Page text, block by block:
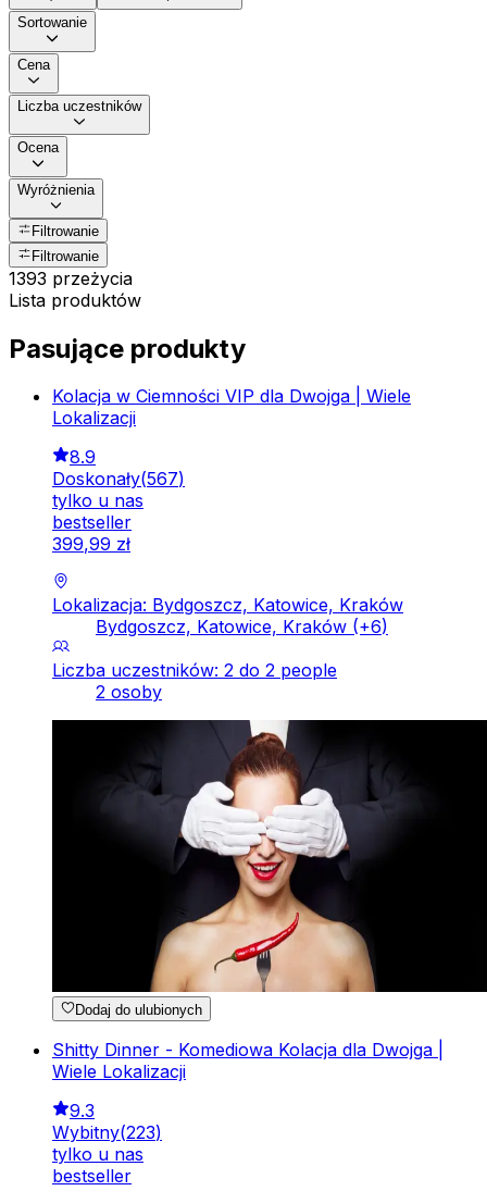
Sortowanie
Cena
Liczba uczestników
Ocena
Wyróżnienia
Filtrowanie
Filtrowanie
1393 przeżycia
Lista produktów
Pasujące produkty
Kolacja w Ciemności VIP dla Dwojga | Wiele
Lokalizacji
8.9
Doskonały(567)
tylko u nas
bestseller
399,99 zł
Lokalizacja: Bydgoszcz, Katowice, Kraków
Bydgoszcz, Katowice, Kraków (+6)
Liczba uczestników: 2 do 2 people
2 osoby
Dodaj do ulubionych
Shitty Dinner - Komediowa Kolacja dla Dwojga |
Wiele Lokalizacji
9.3
Wybitny(223)
tylko u nas
bestseller